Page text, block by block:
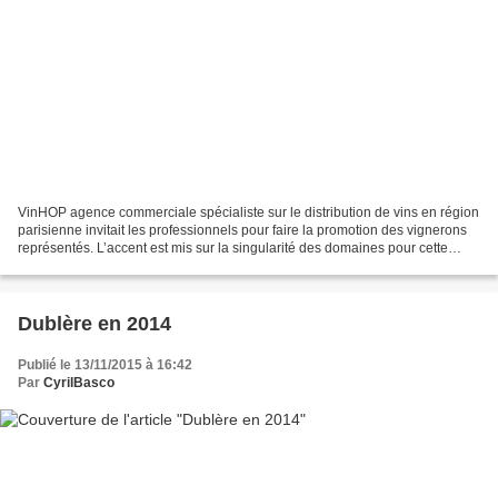
VinHOP agence commerciale spécialiste sur le distribution de vins en région
parisienne invitait les professionnels pour faire la promotion des vignerons
représentés. L’accent est mis sur la singularité des domaines pour cette
Dublère en 2014
Publié le 13/11/2015 à 16:42
Par CyrilBasco